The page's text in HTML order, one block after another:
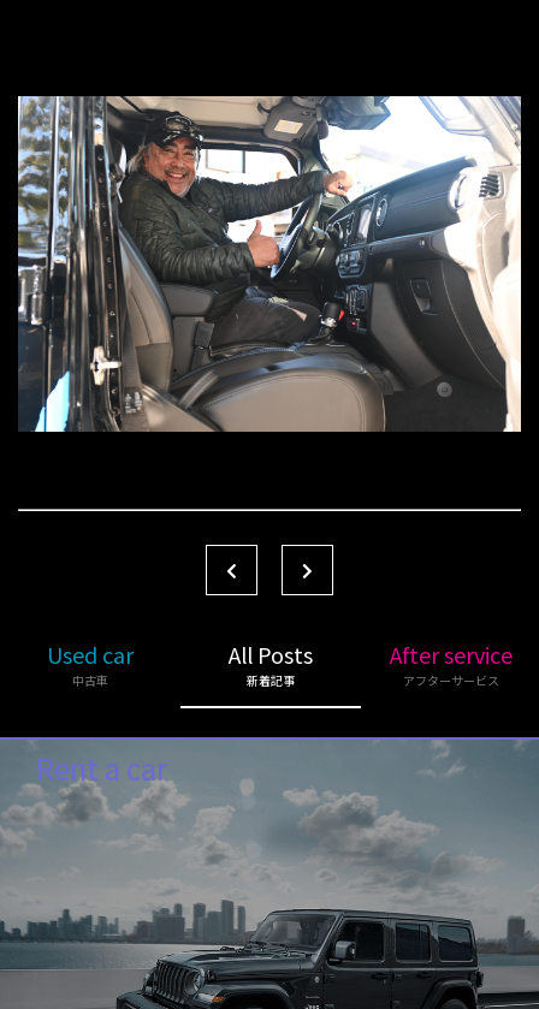
Used car
中古車
All Posts
新着記事
After service
アフターサービス
Rent a car